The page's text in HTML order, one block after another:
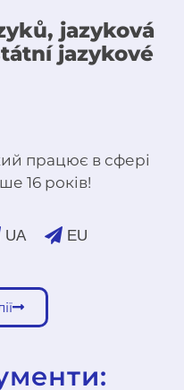
jazyková
jazykové
працює в сфері
16 років!
UA EU